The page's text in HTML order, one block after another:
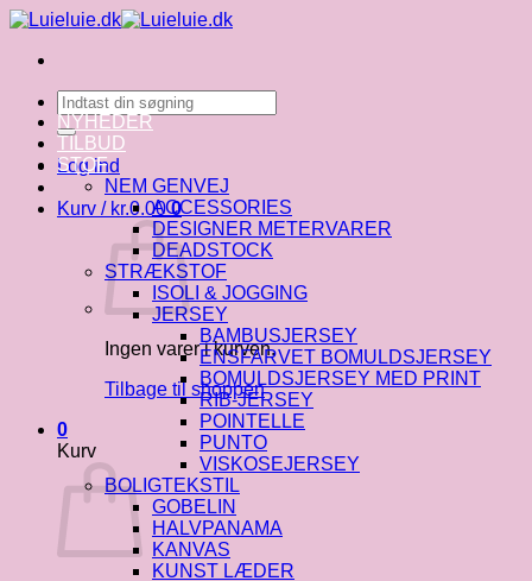
Fortsæt
indhold
Søg
efter:
Log ind
Kurv / kr.0.00 0
Ingen varer i kurven.
Tilbage til shoppen
0
Kurv
NYHEDER
TILBUD
STOF
NEM GENVEJ
ACCESSORIES
DESIGNER METERVARER
DEADSTOCK
STRÆKSTOF
ISOLI & JOGGING
JERSEY
BAMBUSJERSEY
ENSFARVET BOMULDSJERSEY
BOMULDSJERSEY MED PRINT
RIB-JERSEY
POINTELLE
PUNTO
VISKOSEJERSEY
BOLIGTEKSTIL
GOBELIN
HALVPANAMA
KANVAS
KUNST LÆDER